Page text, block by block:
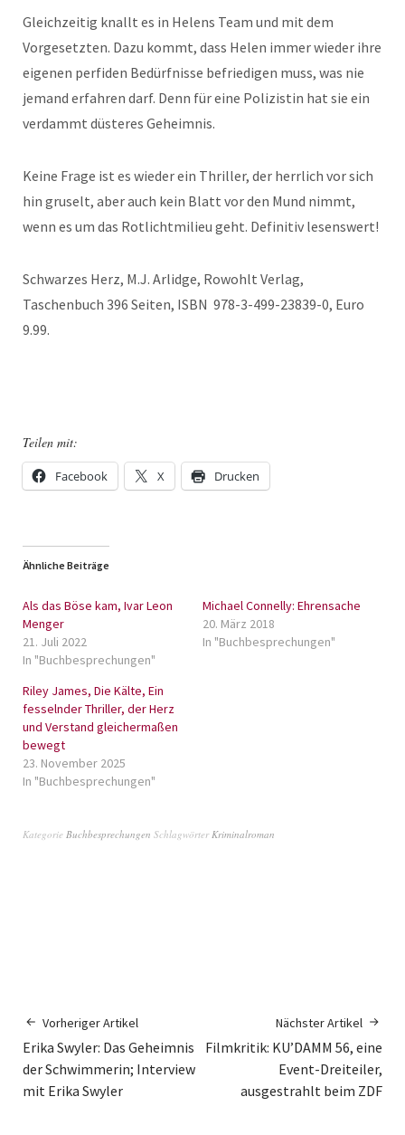
Gleichzeitig knallt es in Helens Team und mit dem
Vorgesetzten. Dazu kommt, dass Helen immer wieder ihre
eigenen perfiden Bedürfnisse befriedigen muss, was nie
jemand erfahren darf. Denn für eine Polizistin hat sie ein
verdammt düsteres Geheimnis.
Keine Frage ist es wieder ein Thriller, der herrlich vor sich
hin gruselt, aber auch kein Blatt vor den Mund nimmt,
wenn es um das Rotlichtmilieu geht. Definitiv lesenswert!
Schwarzes Herz, M.J. Arlidge, Rowohlt Verlag,
Taschenbuch 396 Seiten, ISBN 978-3-499-23839-0, Euro
9.99.
Teilen mit:
Facebook X Drucken
Ähnliche Beiträge
Als das Böse kam, Ivar Leon
Menger
21. Juli 2022
In "Buchbesprechungen"
Michael Connelly: Ehrensache
20. März 2018
In "Buchbesprechungen"
Riley James, Die Kälte, Ein
fesselnder Thriller, der Herz
und Verstand gleichermaßen
bewegt
23. November 2025
In "Buchbesprechungen"
Kategorie Buchbesprechungen SchlagwörterKriminalroman
Vorheriger Artikel
Erika Swyler: Das Geheimnis
der Schwimmerin; Interview
mit Erika Swyler
Nächster Artikel
Filmkritik: KU’DAMM 56, eine
Event-Dreiteiler,
ausgestrahlt beim ZDF